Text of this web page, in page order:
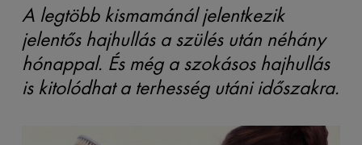
A legtöbb kismamánál jelentkezik
jelentős hajhullás a szülés után néhány
hónappal. És még a szokásos hajhullás
is kitolódhat a terhesség utáni időszakra.